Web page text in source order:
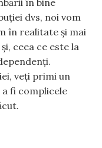
dvs, noi vom
în realitate și mai
ceea ce este la
veți primi un
fi complicele